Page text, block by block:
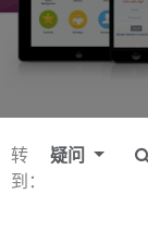
转
到：
疑问